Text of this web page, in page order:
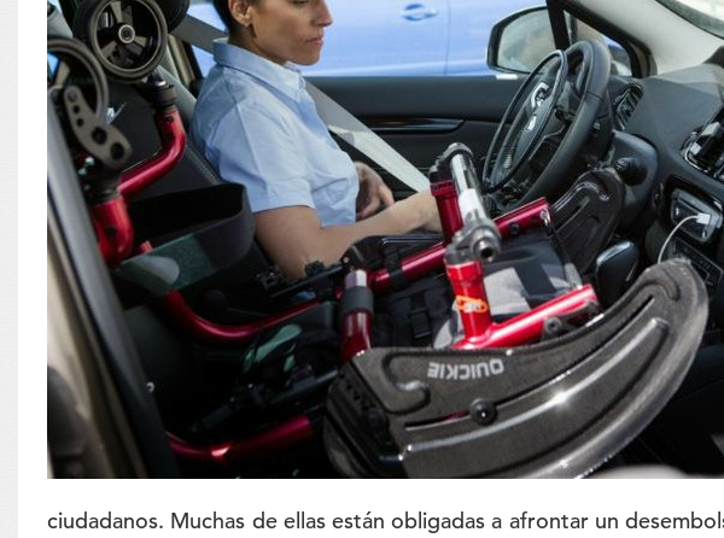
ciudadanos. Muchas de ellas están obligadas a afrontar un